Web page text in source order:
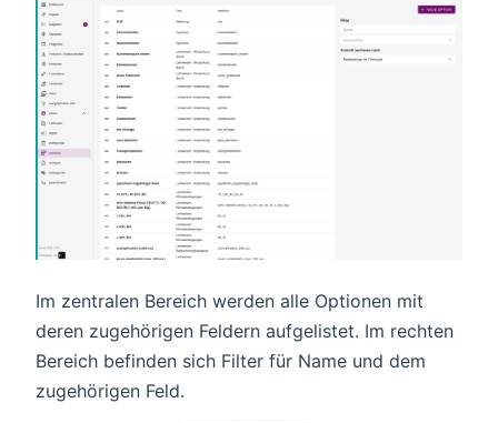
Im zentralen Bereich werden alle Optionen mit
deren zugehörigen Feldern aufgelistet. Im rechten
Bereich befinden sich Filter für Name und dem
zugehörigen Feld.